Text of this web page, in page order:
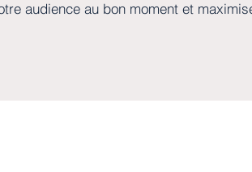
audience au bon moment et